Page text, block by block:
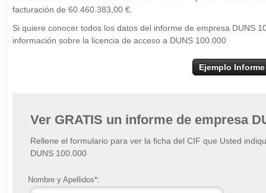
facturación de 60.460.383,00 €.
Si quiere conocer todos los datos del informe de empresa DUNS
información sobre la licencia de acceso a DUNS 100.000
Ejemplo Informe
Ver GRATIS un informe de empresa
Rellene el formulario para ver la ficha del CIF que Usted
DUNS 100.000
Nombre y Apellidos*: